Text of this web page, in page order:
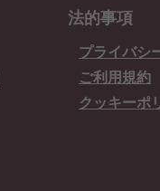
法的事項
プライバシ
ご利用規約
クッキーポ